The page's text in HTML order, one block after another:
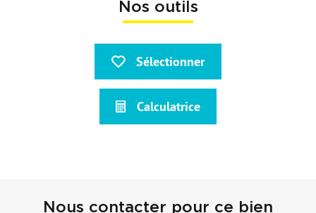
Nos outils
Sélectionner
Calculatrice
Nous contacter pour ce bien